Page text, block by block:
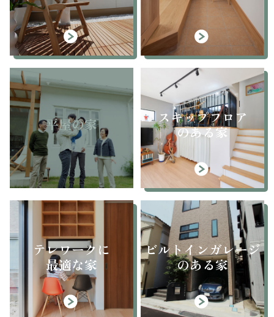
平屋の家
スキップフロア
のある家
テレワークに
最適な家
ビルトインガレージ
のある家